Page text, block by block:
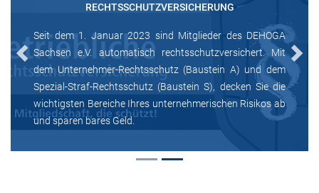
RECHTSSCHUTZVERSICHERUNG
Seit dem 1. Januar 2023 sind Mitglieder des DEHOGA
Sachsen e.V. automatisch rechtsschutzversichert. Mit
dem Unternehmer-Rechtsschutz (Baustein A) und dem
Spezial-Straf-Rechtsschutz (Baustein S), decken Sie die
wichtigsten Bereiche Ihres unternehmerischen Risikos ab
und sparen bares Geld.
Previous Next